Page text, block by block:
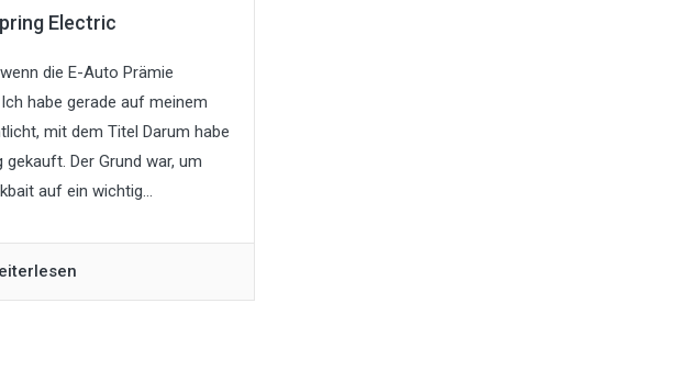
Electric
die E-Auto Prämie
habe gerade auf meinem
mit dem Titel Darum habe
Der Grund war, um
auf ein wichtig...